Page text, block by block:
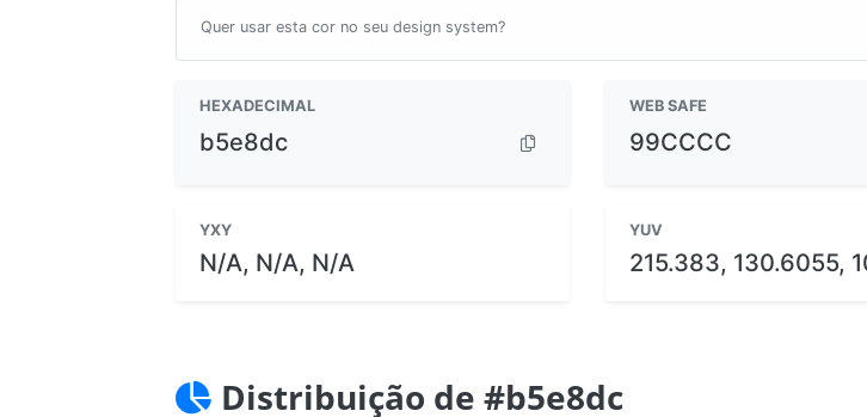
Quer usar esta cor no seu design system?
HEXADECIMAL
b5e8dc
WEB SAFE
99CCCC
YXY
N/A, N/A, N/A
YUV
215.383, 130.6055,
Distribuição de #b5e8dc